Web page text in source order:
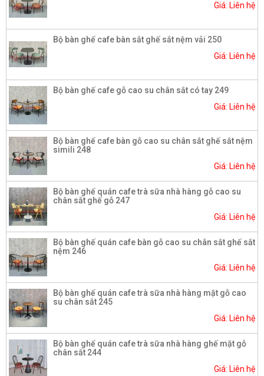
Giá: Liên hệ
Bộ bàn ghế cafe bàn sắt ghế sắt nệm vải 250
Giá: Liên hệ
Bộ bàn ghế cafe gỗ cao su chân sắt có tay 249
Giá: Liên hệ
Bộ bàn ghế cafe bàn gỗ cao su chân sắt ghế sắt nệm
simili 248
Giá: Liên hệ
Bộ bàn ghế quán cafe trà sữa nhà hàng gỗ cao su
chân sắt ghế gỗ 247
Giá: Liên hệ
Bộ bàn ghế quán cafe bàn gỗ cao su chân sắt ghế sắt
nệm 246
Giá: Liên hệ
Bộ bàn ghế quán cafe trà sữa nhà hàng mặt gỗ cao
su chân sắt 245
Giá: Liên hệ
Bộ bàn ghế quán cafe trà sữa nhà hàng ghế mặt gỗ
chân sắt 244
Giá: Liên hệ